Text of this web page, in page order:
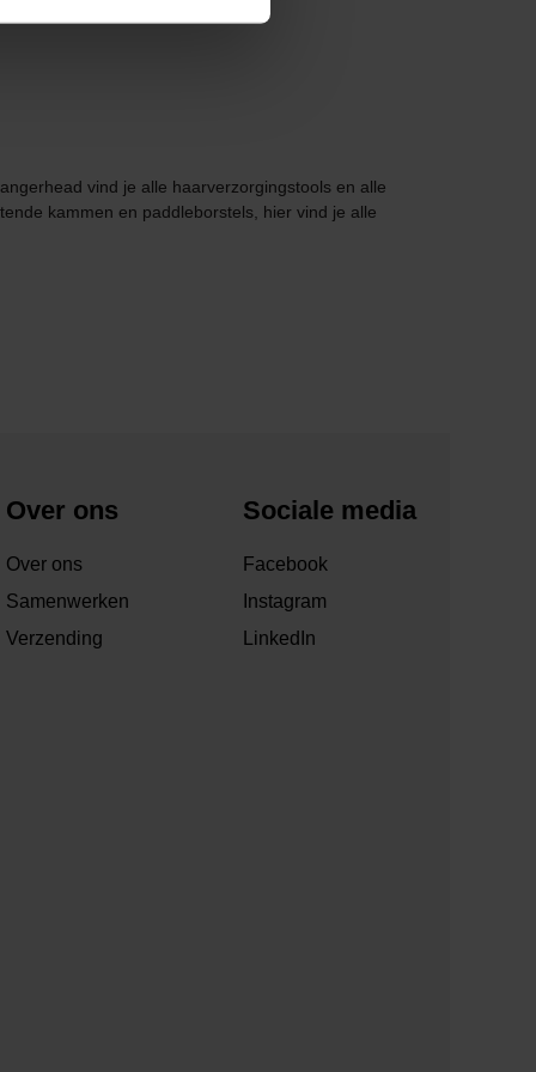
vind je alle haarverzorgingstools en alle
kammen en paddleborstels, hier vind je alle
Over ons
Over ons
Samenwerken
Verzending
Sociale media
Facebook
Instagram
LinkedIn